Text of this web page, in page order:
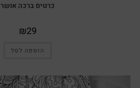
כרטיס ברכה אושר
₪29
הוספה לסל